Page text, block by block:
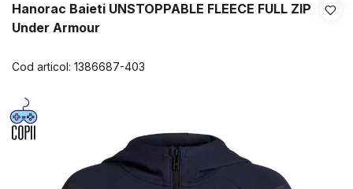
Hanorac Baieti UNSTOPPABLE FLEECE FULL ZIP
Under Armour
Cod articol: 1386687-403